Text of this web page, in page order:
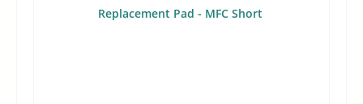
Replacement Pad - MFC Short